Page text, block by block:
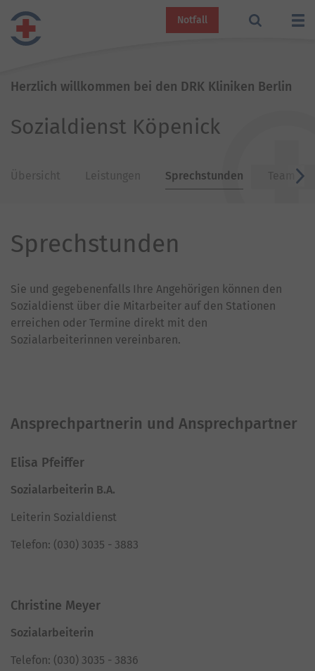
Notfall
Herzlich willkommen bei den DRK Kliniken Berlin
Sozialdienst Köpenick
Übersicht Leistungen Sprechstunden
Sprechstunden
Sie und gegebenenfalls Ihre Angehörigen können den
Sozialdienst über die Mitarbeiter auf den Stationen
erreichen oder Termine direkt mit den
Sozialarbeiterinnen vereinbaren.
Ansprechpartnerin und Ansprechpartner
Elisa Pfeiffer
Sozialarbeiterin B.A.
Leiterin Sozialdienst
Telefon: (030) 3035 - 3883
Christine Meyer
Sozialarbeiterin
Telefon: (030) 3035 - 3836